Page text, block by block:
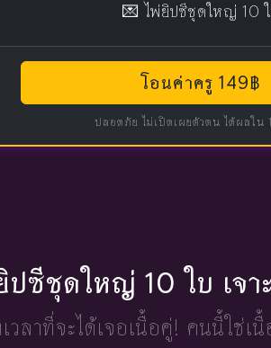
💌 ไพ่ยิปซีชุดใหญ่ 10
โอนค่าครู 149฿
ปลอดภัย ไม่เปิดเผยตัวตน ได้ผลใน
ปซีชุดใหญ่ 10 ใบ เจา
วลาที่จะได้เจอเนื้อคู่! คนนี้ใช่เ